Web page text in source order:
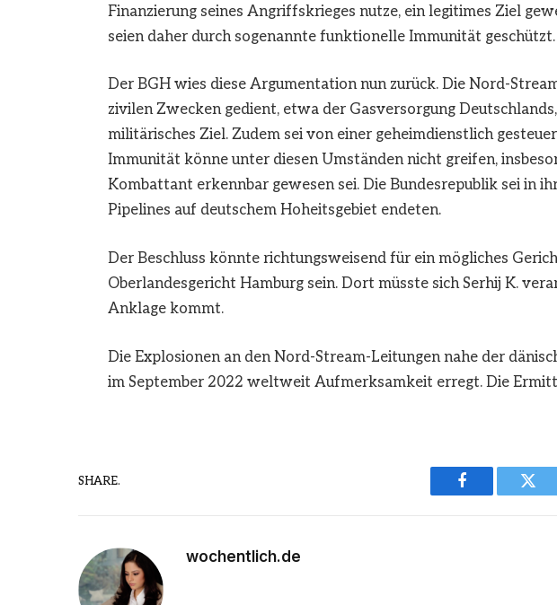
Finanzierung seines Angriffskrieges nutze, ein legitimes Ziel
seien daher durch sogenannte funktionelle Immunität geschützt.
Der BGH wies diese Argumentation nun zurück. Die Nord-
zivilen Zwecken gedient, etwa der Gasversorgung
militärisches Ziel. Zudem sei von einer geheimdienstlich
Immunität könne unter diesen Umständen nicht greifen,
Kombattant erkennbar gewesen sei. Die Bundesrepublik sei in
Pipelines auf deutschem Hoheitsgebiet endeten.
Der Beschluss könnte richtungsweisend für ein mögliches
Oberlandesgericht Hamburg sein. Dort müsste sich Serhij K.
Anklage kommt.
Die Explosionen an den Nord-Stream-Leitungen nahe der
im September 2022 weltweit Aufmerksamkeit erregt. Die
SHARE.
Facebook
wochentlich.de